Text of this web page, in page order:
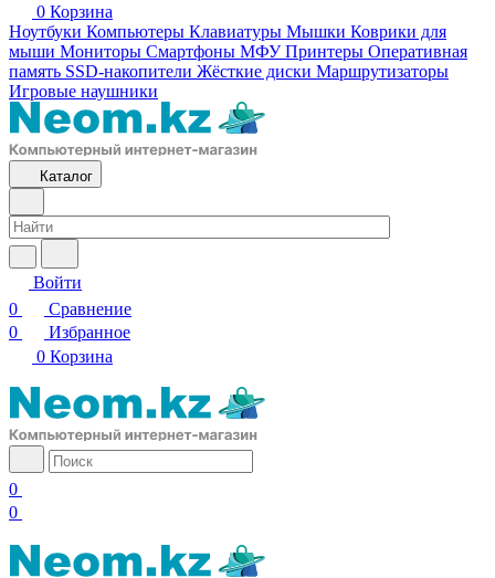
0 Корзина
Ноутбуки Компьютеры Клавиатуры Мышки Коврики для
мыши Мониторы Смартфоны МФУ Принтеры Оперативная
память SSD-накопители Жёсткие диски Маршрутизаторы
Игровые наушники
Каталог
Войти
0
Сравнение
0
Избранное
0 Корзина
0
0